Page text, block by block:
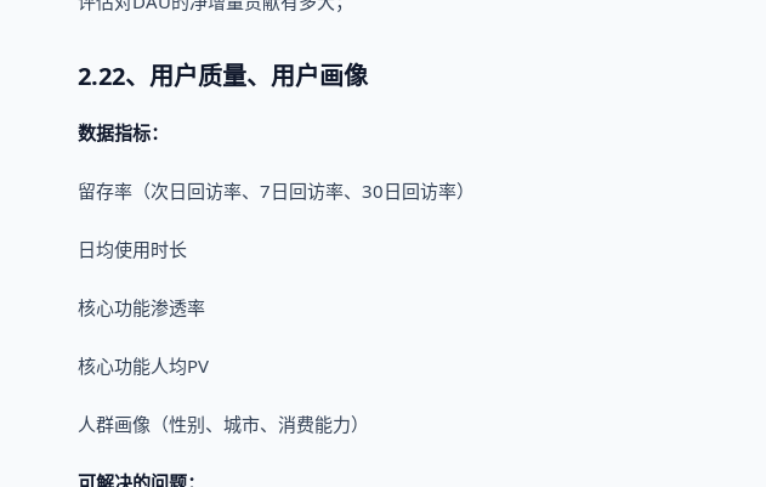
2.22、用户质量、用户画像
数据指标：
留存率（次日回访率、7日回访率、30日回访率）
日均使用时长
核心功能渗透率
核心功能人均PV
人群画像（性别、城市、消费能力）
可解决的问题：